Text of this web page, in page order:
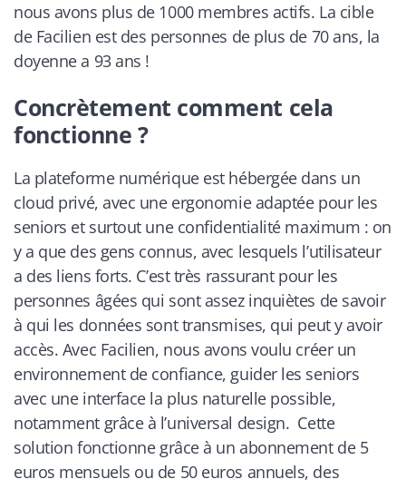
nous avons plus de 1000 membres actifs. La cible
de Facilien est des personnes de plus de 70 ans, la
doyenne a 93 ans !
Concrètement comment cela
fonctionne ?
La plateforme numérique est hébergée dans un
cloud privé, avec une ergonomie adaptée pour les
seniors et surtout une confidentialité maximum : on
y a que des gens connus, avec lesquels l’utilisateur
a des liens forts. C’est très rassurant pour les
personnes âgées qui sont assez inquiètes de savoir
à qui les données sont transmises, qui peut y avoir
accès. Avec Facilien, nous avons voulu créer un
environnement de confiance, guider les seniors
avec une interface la plus naturelle possible,
notamment grâce à l’universal design. Cette
solution fonctionne grâce à un abonnement de 5
euros mensuels ou de 50 euros annuels, des